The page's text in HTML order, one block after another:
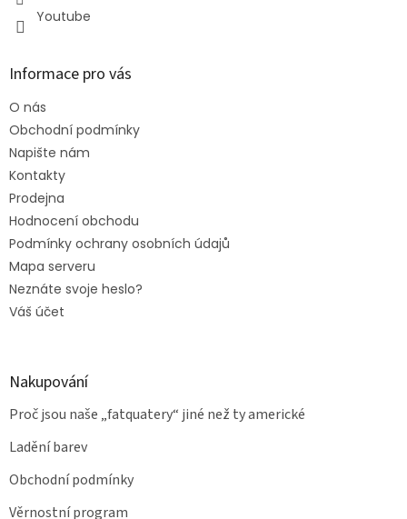
Youtube
Informace pro vás
O nás
Obchodní podmínky
Napište nám
Kontakty
Prodejna
Hodnocení obchodu
Podmínky ochrany osobních údajů
Mapa serveru
Neznáte svoje heslo?
Váš účet
Nakupování
Proč jsou naše „fatquatery“ jiné než ty americké
Ladění barev
Obchodní podmínky
Věrnostní program